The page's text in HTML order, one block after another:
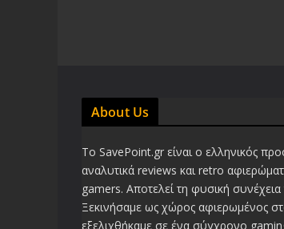
About Us
Το SavePoint.gr είναι ο ελληνικός
αναλυτικά reviews και retro
gamers. Αποτελεί τη φυσική
Ξεκινήσαμε ως χώρος αφιερωμένος
εξελιχθήκαμε σε ένα σύγχρονο